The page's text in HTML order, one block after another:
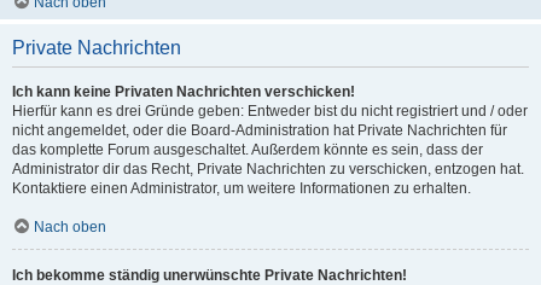
Private Nachrichten
Ich kann keine Privaten Nachrichten verschicken!
Hierfür kann es drei Gründe geben: Entweder bist du nicht registriert und / oder
nicht angemeldet, oder die Board-Administration hat Private Nachrichten für
das komplette Forum ausgeschaltet. Außerdem könnte es sein, dass der
Administrator dir das Recht, Private Nachrichten zu verschicken, entzogen hat.
Kontaktiere einen Administrator, um weitere Informationen zu erhalten.
Nach oben
Ich bekomme ständig unerwünschte Private Nachrichten!